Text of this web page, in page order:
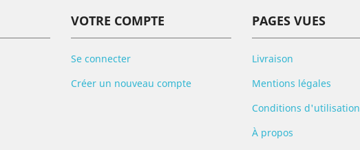
VOTRE COMPTE
Se connecter
Créer un nouveau compte
PAGES VUES
Livraison
Mentions légales
Conditions d'utilisation
À propos